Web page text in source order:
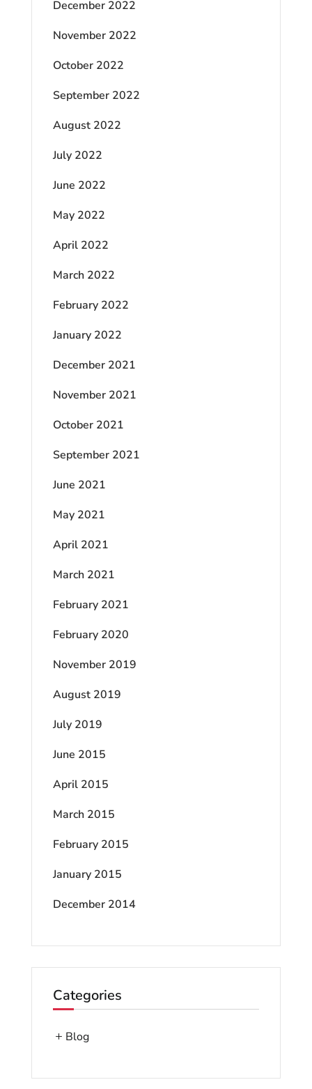
December 2022
November 2022
October 2022
September 2022
August 2022
July 2022
June 2022
May 2022
April 2022
March 2022
February 2022
January 2022
December 2021
November 2021
October 2021
September 2021
June 2021
May 2021
April 2021
March 2021
February 2021
February 2020
November 2019
August 2019
July 2019
June 2015
April 2015
March 2015
February 2015
January 2015
December 2014
Categories
Blog